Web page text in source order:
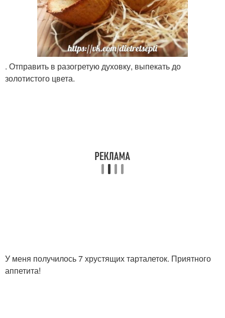
. Отправить в разогретую духовку, выпекать до
золотистого цвета.
У меня получилось 7 хрустящих тарталеток. Приятного
аппетита!